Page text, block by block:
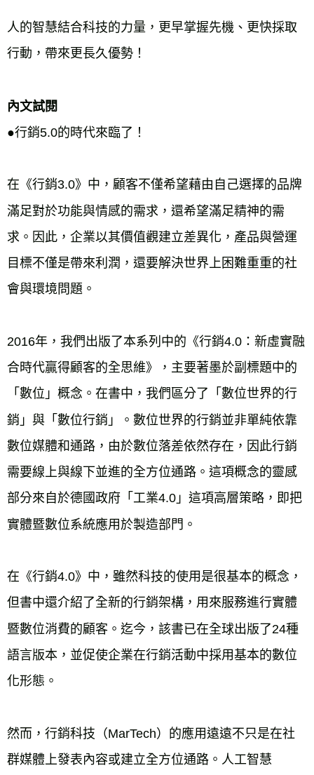
人的智慧結合科技的力量，更早掌握先機、更快採取
行動，帶來更長久優勢！
內文試閱
●行銷5.0的時代來臨了！
在《行銷3.0》中，顧客不僅希望藉由自己選擇的品牌
滿足對於功能與情感的需求，還希望滿足精神的需
求。因此，企業以其價值觀建立差異化，產品與營運
目標不僅是帶來利潤，還要解決世界上困難重重的社
會與環境問題。
2016年，我們出版了本系列中的《行銷4.0：新虛實融
合時代贏得顧客的全思維》，主要著墨於副標題中的
「數位」概念。在書中，我們區分了「數位世界的行
銷」與「數位行銷」。數位世界的行銷並非單純依靠
數位媒體和通路，由於數位落差依然存在，因此行銷
需要線上與線下並進的全方位通路。這項概念的靈感
部分來自於德國政府「工業4.0」這項高層策略，即把
實體暨數位系統應用於製造部門。
在《行銷4.0》中，雖然科技的使用是很基本的概念，
但書中還介紹了全新的行銷架構，用來服務進行實體
暨數位消費的顧客。迄今，該書已在全球出版了24種
語言版本，並促使企業在行銷活動中採用基本的數位
化形態。
然而，行銷科技（MarTech）的應用遠遠不只是在社
群媒體上發表內容或建立全方位通路。人工智慧